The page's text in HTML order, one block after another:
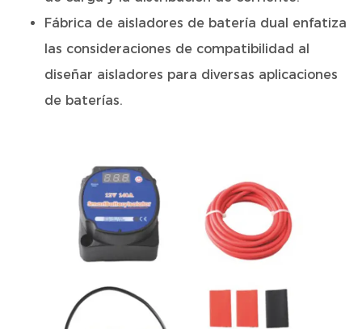
Fábrica de aisladores de batería dual enfatiza
las consideraciones de compatibilidad al
diseñar aisladores para diversas aplicaciones
de baterías.